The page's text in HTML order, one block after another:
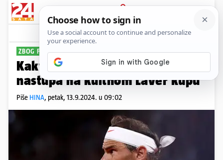
PRIJAVA
Sport Komentari
ZBOG FIZIČKOG STANJA
Kakva šteta! Nadal odustao od
nastupa na kultnom Laver kupu
Piše HINA, petak, 13.9.2024. u 09:02